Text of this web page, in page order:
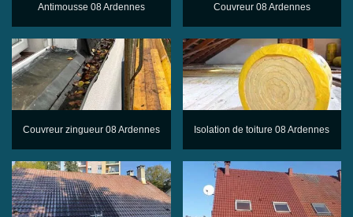
Antimousse 08 Ardennes Couvreur 08 Ardennes
Couvreur zingueur 08 Ardennes Isolation de toiture 08 Ardennes